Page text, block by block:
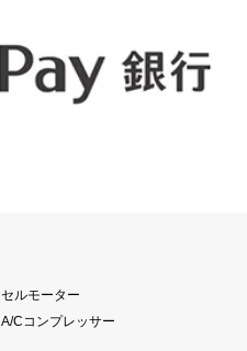
セルモーター
A/Cコンプレッサー